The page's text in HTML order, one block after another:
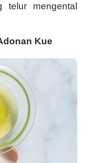
telur mengental
Kue